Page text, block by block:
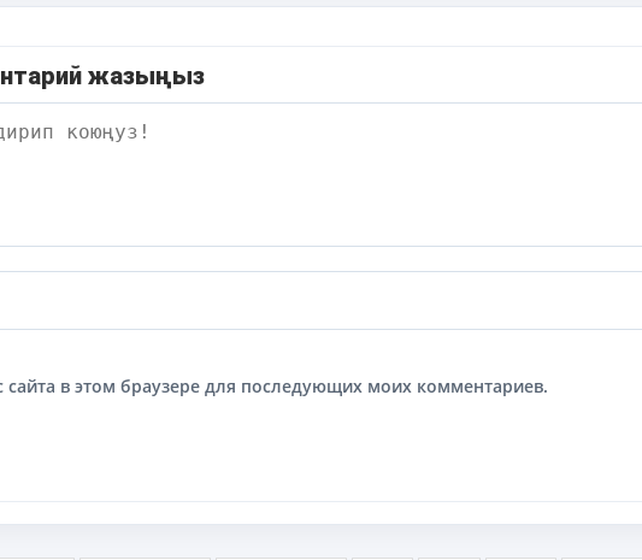
жазыңыз
в этом браузере для последующих моих комментариев.